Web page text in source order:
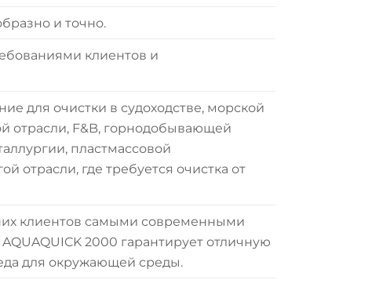
и точно.
клиентов и
для очистки в судоходстве, морской
отрасли, F&B, горнодобывающей
пластмассовой
отрасли, где требуется очистка от
клиентов самыми современными
2000 гарантирует отличную
для окружающей среды.